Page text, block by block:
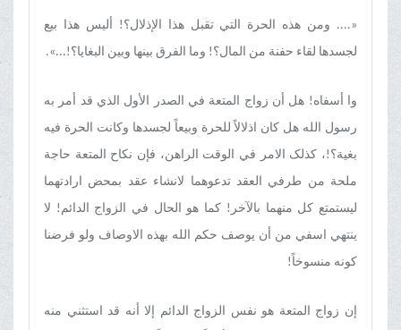
«.... ومن هذه الحرة التي تقبل هذا الإذلال؟! ألیس هذا بیع
لجسدها لقاء حفنة من المال؟! وما الفرق بینها وبین البغایا؟!...».
وا أسفاه! هل أن زواج المتعة في الصدر الأول الذي قد أمر به
رسول الله هل کان اذلالاً للحرة وبیعاً لجسدها وکانت الحرة فیه
بغیة؟!، کذلک الامر في الوقت الراهن، فإن نکاح المتعة حاجة
ملحة من طرفي العقد تدعوهما لانشاء عقد بمحض ارادتهما
لیستمتع کل منهما بالآخر! کما هو الحال في الزواج الدائم! لا
ینتهي اسفي من أن یوصف حکم الله بهذه الاوصاف ولو فرضنا
کونه منسوخاً!
إن زواج المتعة هو نفس الزواج الدائم إلا أنه قد استثني منه